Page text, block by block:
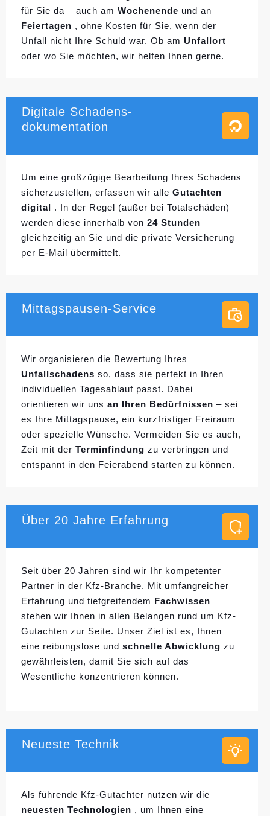
für Sie da – auch am Wochenende und an
Feiertagen , ohne Kosten für Sie, wenn der
Unfall nicht Ihre Schuld war. Ob am Unfallort
oder wo Sie möchten, wir helfen Ihnen gerne.
Digitale Schadens-
dokumentation
Um eine großzügige Bearbeitung Ihres Schadens
sicherzustellen, erfassen wir alle Gutachten
digital . In der Regel (außer bei Totalschäden)
werden diese innerhalb von 24 Stunden
gleichzeitig an Sie und die private Versicherung
per E-Mail übermittelt.
Mittagspausen-Service
Wir organisieren die Bewertung Ihres
Unfallschadens so, dass sie perfekt in Ihren
individuellen Tagesablauf passt. Dabei
orientieren wir uns an Ihren Bedürfnissen – sei
es Ihre Mittagspause, ein kurzfristiger Freiraum
oder spezielle Wünsche. Vermeiden Sie es auch,
Zeit mit der Terminfindung zu verbringen und
entspannt in den Feierabend starten zu können.
Über 20 Jahre Erfahrung
Seit über 20 Jahren sind wir Ihr kompetenter
Partner in der Kfz-Branche. Mit umfangreicher
Erfahrung und tiefgreifendem Fachwissen
stehen wir Ihnen in allen Belangen rund um Kfz-
Gutachten zur Seite. Unser Ziel ist es, Ihnen
eine reibungslose und schnelle Abwicklung zu
gewährleisten, damit Sie sich auf das
Wesentliche konzentrieren können.
Neueste Technik
Als führende Kfz-Gutachter nutzen wir die
neuesten Technologien , um Ihnen eine